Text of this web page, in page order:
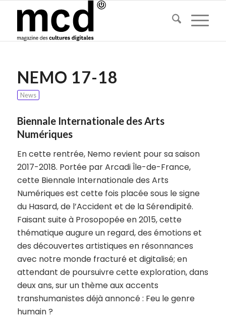
NEMO 17-18
News
Biennale Internationale des Arts
Numériques
En cette rentrée, Nemo revient pour sa saison
2017-2018. Portée par Arcadi Île-de-France,
cette Biennale Internationale des Arts
Numériques est cette fois placée sous le signe
du Hasard, de l’Accident et de laSérendipité.
Faisant suite à Prosopopéeen 2015, cette
thématique augure un regard, des émotions et
des découvertes artistiques en résonnances
avec notre monde fracturé et digitalisé; en
attendant de poursuivre cette exploration, dans
deux ans, sur un thème aux accents
transhumanistes déjà annoncé : Feu le genre
humain ?